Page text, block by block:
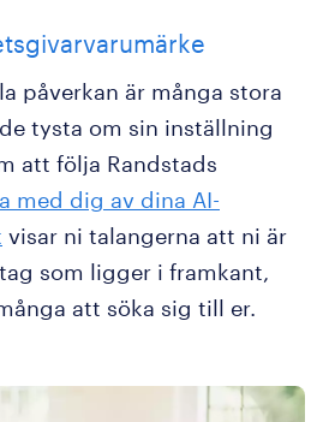
påverkan är många stora
tysta om sin inställning
att följa Randstads
med dig av dina AI-
visar ni talangerna att ni är
som ligger i framkant,
att söka sig till er.